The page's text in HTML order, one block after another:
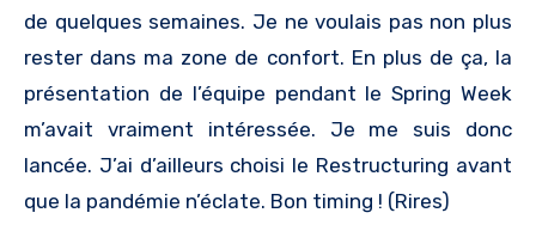
de quelques semaines. Je ne voulais pas non plus
rester dans ma zone de confort. En plus de ça, la
présentation de l’équipe pendant le Spring Week
m’avait vraiment intéressée. Je me suis donc
lancée. J’ai d’ailleurs choisi le Restructuring avant
que la pandémie n’éclate. Bon timing ! (Rires)